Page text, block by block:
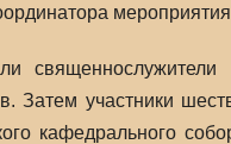
священнослужители
Затем участники
кафедрального